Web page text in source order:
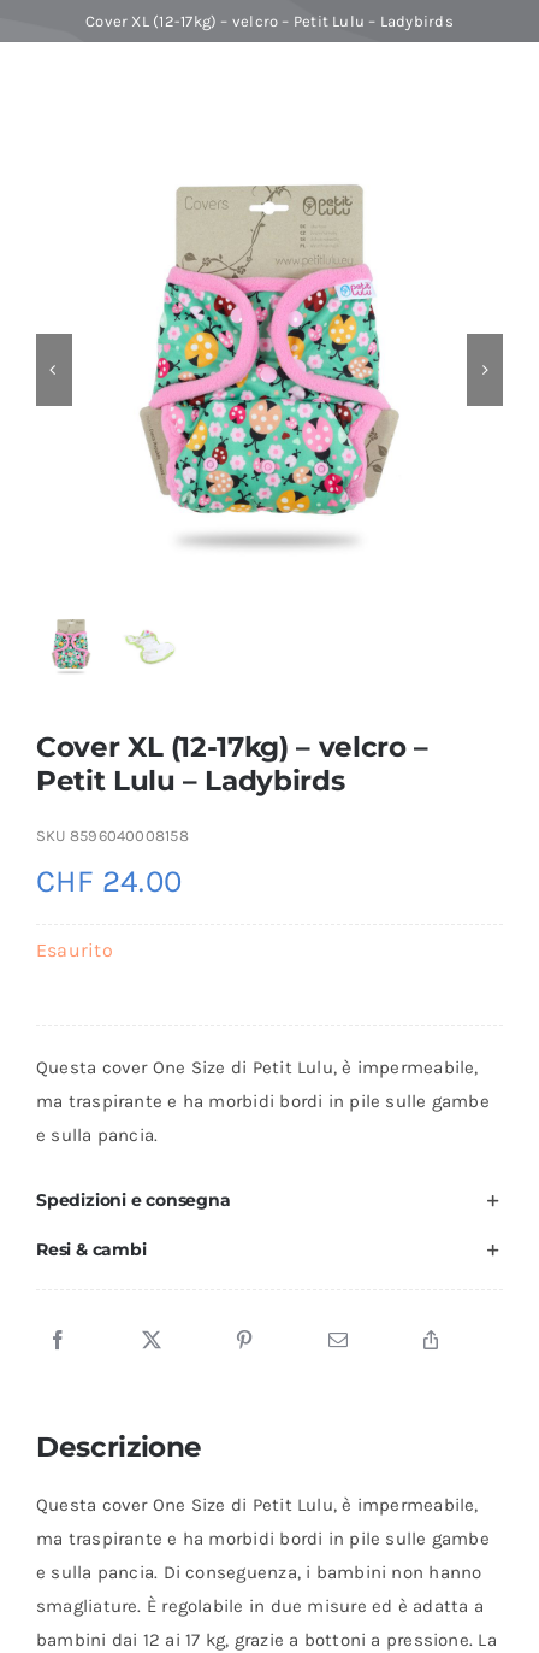
News
Cover XL (12-17kg) – velcro – Petit Lulu – Ladybirds
Cover XL (12-17kg) – velcro –
Petit Lulu – Ladybirds
SKU 8596040008158
CHF 24.00
Esaurito
Questa cover One Size di Petit Lulu, è impermeabile,
ma traspirante e ha morbidi bordi in pile sulle gambe
e sulla pancia.
Spedizioni e consegna
Resi & cambi
Descrizione
Questa cover One Size di Petit Lulu, è impermeabile,
ma traspirante e ha morbidi bordi in pile sulle gambe
e sulla pancia. Di conseguenza, i bambini non hanno
smagliature. È regolabile in due misure ed è adatta a
bambini dai 12 ai 17 kg, grazie a bottoni a pressione. La